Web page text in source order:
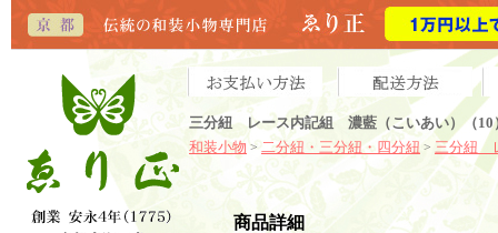
三分紐 レース内記組 濃藍（こいあい）（10
和装小物 > 二分紐・三分紐・四分紐 > 三分紐
商品詳細